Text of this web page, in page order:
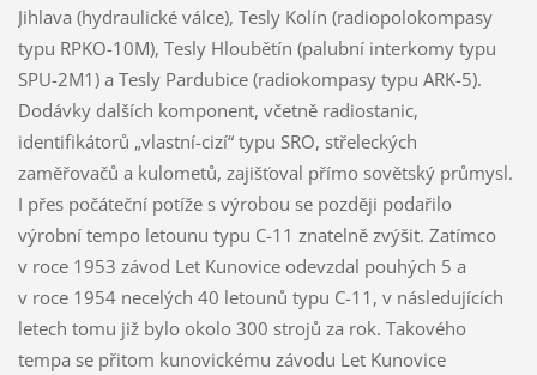
Jihlava (hydraulické válce), Tesly Kolín (radiopolokompasy
typu RPKO-10M), Tesly Hloubětín (palubní interkomy typu
SPU-2M1) a Tesly Pardubice (radiokompasy typu ARK-5).
Dodávky dalších komponent, včetně radiostanic,
identifikátorů „vlastní-cizí“ typu SRO, střeleckých
zaměřovačů a kulometů, zajišťoval přímo sovětský průmysl.
I přes počáteční potíže s výrobou se později podařilo
výrobní tempo letounu typu C-11 znatelně zvýšit. Zatímco
v roce 1953 závod Let Kunovice odevzdal pouhých 5 a
v roce 1954 necelých 40 letounů typu C-11, v následujících
letech tomu již bylo okolo 300 strojů za rok. Takového
tempa se přitom kunovickému závodu Let Kunovice